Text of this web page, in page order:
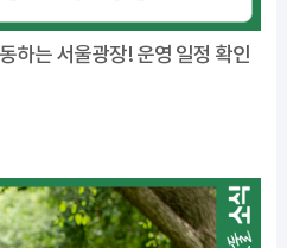
하는 서울광장! 운영 일정 확인